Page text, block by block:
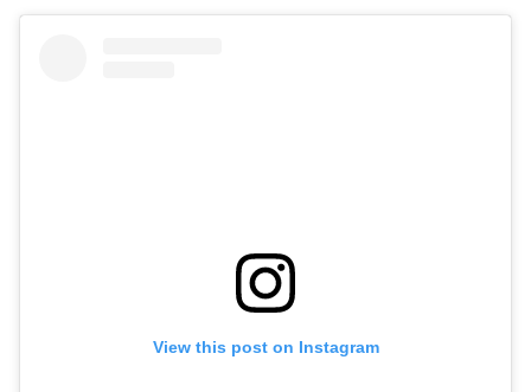
View this post on Instagram